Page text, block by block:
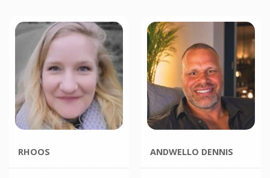
RHOOS ANDWELLO DENNIS